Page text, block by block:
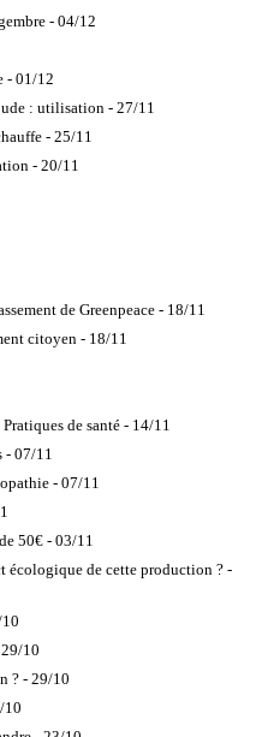
- 04/12
- 01/12
: utilisation - 27/11
- 25/11
- 20/11
de Greenpeace - 18/11
citoyen - 18/11
de santé - 14/11
- 07/11
- 07/11
50€ - 03/11
écologique de cette production ? -
10
? - 29/10
10